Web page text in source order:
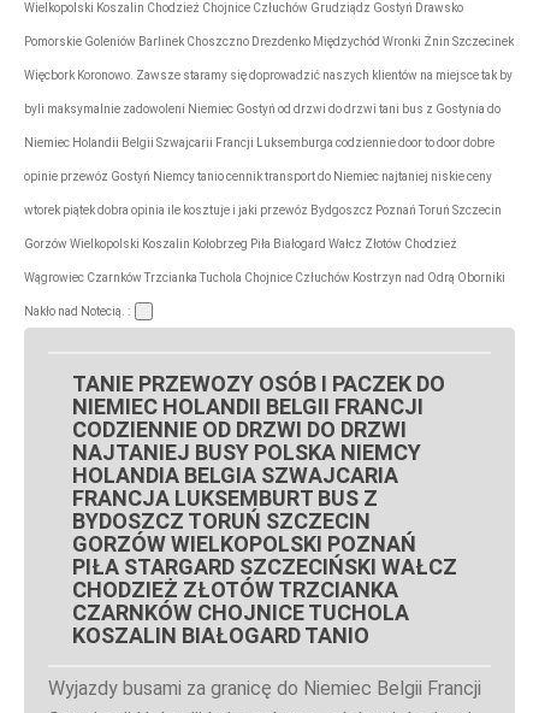
Wielkopolski Koszalin Chodzież Chojnice Człuchów Grudziądz Gostyń Drawsko
Pomorskie Goleniów Barlinek Choszczno Drezdenko Międzychód Wronki Żnin Szczecinek
Więcbork Koronowo. Zawsze staramy się doprowadzić naszych klientów na miejsce tak by
byli maksymalnie zadowoleni Niemiec Gostyń od drzwi do drzwi tani bus z Gostynia do
Niemiec Holandii Belgii Szwajcarii Francji Luksemburga codziennie door to door dobre
opinie przewóz Gostyń Niemcy tanio cennik transport do Niemiec najtaniej niskie ceny
wtorek piątek dobra opinia ile kosztuje i jaki przewóz Bydgoszcz Poznań Toruń Szczecin
Gorzów Wielkopolski Koszalin Kołobrzeg Piła Białogard Wałcz Złotów Chodzież
Wągrowiec Czarnków Trzcianka Tuchola Chojnice Człuchów Kostrzyn nad Odrą Oborniki
Nakło nad Notecią. :
TANIE PRZEWOZY OSÓB I PACZEK DO
NIEMIEC HOLANDII BELGII FRANCJI
CODZIENNIE OD DRZWI DO DRZWI
NAJTANIEJ BUSY POLSKA NIEMCY
HOLANDIA BELGIA SZWAJCARIA
FRANCJA LUKSEMBURT BUS Z
BYDOSZCZ TORUŃ SZCZECIN
GORZÓW WIELKOPOLSKI POZNAŃ
PIŁA STARGARD SZCZECIŃSKI WAŁCZ
CHODZIEŻ ZŁOTÓW TRZCIANKA
CZARNKÓW CHOJNICE TUCHOLA
KOSZALIN BIAŁOGARD TANIO
Wyjazdy busami za granicę do Niemiec Belgii Francji